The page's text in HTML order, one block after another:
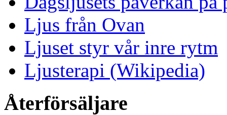
Ljus från Ovan
Ljuset styr vår inre rytm
Ljusterapi (Wikipedia)
Återförsäljare